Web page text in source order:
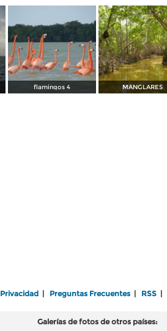
flamingos 4 MANGLARES
Privacidad Preguntas Frecuentes RSS
Galerías de fotos de otros países: